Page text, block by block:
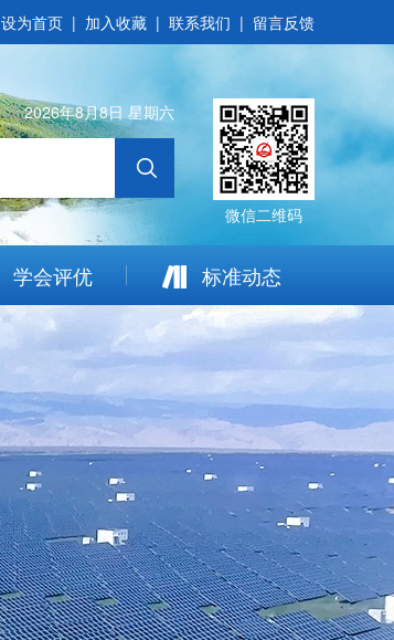
设为首页 | 加入收藏 | 联系我们 | 留言反馈
微信二维码
2026年8月8日 星期六
学会评优 标准动态